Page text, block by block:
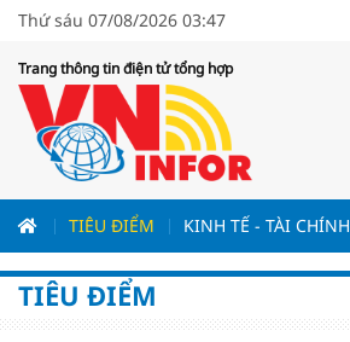
Thứ sáu 07/08/2026 03:47
Trang thông tin điện tử tổng hợp
TIÊU ĐIỂM KINH TẾ - TÀI CHÍNH
TIÊU ĐIỂM